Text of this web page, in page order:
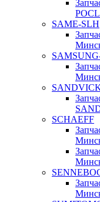
SAME-SLH
SCHAEFF